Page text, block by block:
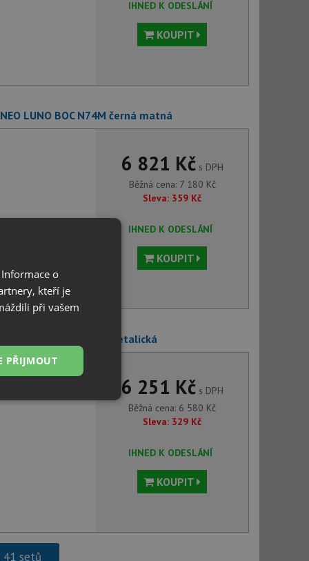
IHNED K ODESLÁNÍ
KOUPIT
LUNO BOC N74M černá matná
6 821 Kčs DPH
Běžná cena: 7 180 Kč
Sleva: 359 Kč
IHNED K ODESLÁNÍ
KOUPIT
AQ 2561 černá metalická
6 251 Kčs DPH
Běžná cena: 6 580 Kč
Sleva: 329 Kč
IHNED K ODESLÁNÍ
KOUPIT
41 setů
o
kteří je
při vašem
PŘIJMOUT
Nezařazené
účtu. Webové